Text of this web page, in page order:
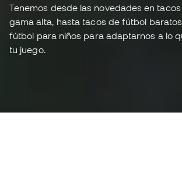
Tenemos desde las novedades en
gama alta, hasta tacos de fútbol
fútbol para niños para adaptarnos a lo
tu juego.